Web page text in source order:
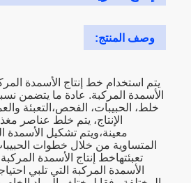
وصف المنتج:
يتم استخدام خط إنتاج الأسمدة
الأسمدة المركبة. عادة ما يتضمن
خلط، الحبيبات، الفحص،التعبئة
الإنتاج، يتم خلط عناصر
معينة،ويتم تشكيل
المتساوية من خلال خطوات
تعبئتهاخط إنتاج الأسمدة
الأسمدة المركبة التي تلبي